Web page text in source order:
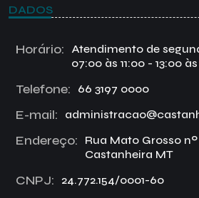
DADOS
Horário:
Atendimento de
07:00 às 11:00 - 13:00
Telefone: 66 3197 0000
E-mail:
Endereço:
Rua Mato Grosso
Castanheira MT
CNPJ: 24.772.154/0001-60